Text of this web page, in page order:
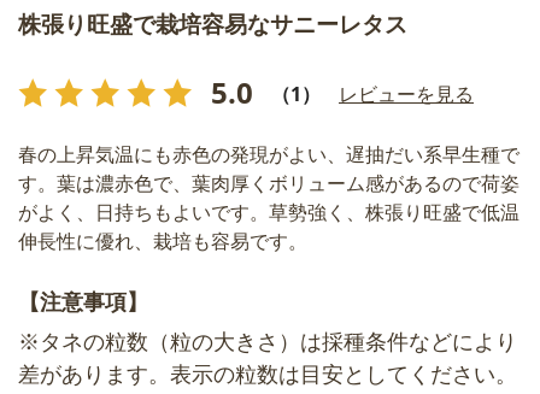
株張り旺盛で栽培容易なサニーレタス
5.0 （1） レビューを見る
春の上昇気温にも赤色の発現がよい、遅抽だい系早生種で
す。葉は濃赤色で、葉肉厚くボリューム感があるので荷姿
がよく、日持ちもよいです。草勢強く、株張り旺盛で低温
伸長性に優れ、栽培も容易です。
【注意事項】
※タネの粒数（粒の大きさ）は採種条件などにより
差があります。表示の粒数は目安としてください。